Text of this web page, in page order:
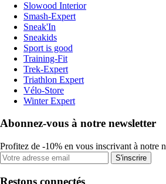
Slowood Interior
Smash-Expert
Sneak'In
Sneakids
Sport is good
Training-Fit
Trek-Expert
Triathlon Expert
Vélo-Store
Winter Expert
Abonnez-vous à notre newsletter
Profitez de -10% en vous inscrivant à notre
S'inscrire
Restons connectés